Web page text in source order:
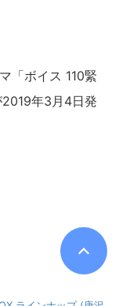
「ボイス 110緊
年3月4日発